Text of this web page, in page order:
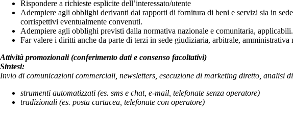
Rispondere a richieste esplicite dell’interessato/utente
Adempiere agli obblighi derivanti dai rapporti di fornitura di beni e servizi sia in
corrispettivi eventualmente convenuti.
Adempiere agli obblighi previsti dalla normativa nazionale e comunitaria, applicabili.
Far valere i diritti anche da parte di terzi in sede giudiziaria, arbitrale,
Attività promozionali (conferimento dati e consenso facoltativi)
Sintesi:
Invio di comunicazioni commerciali, newsletters, esecuzione di marketing diretto, analisi
strumenti automatizzati (es. sms e chat, e-mail, telefonate senza operatore)
tradizionali (es. posta cartacea, telefonate con operatore)